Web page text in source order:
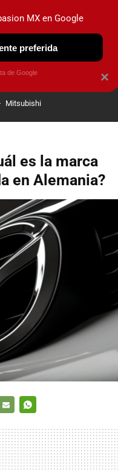
CIRCULA
Mitsubishi
es la marca
en Alemania?
MAIL
×
MX en Google
preferida
de Google